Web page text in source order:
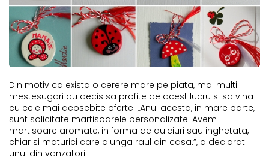
Din motiv ca exista o cerere mare pe piata, mai multi
mestesugari au decis sa profite de acest lucru si sa vina
cu cele mai deosebite oferte. „Anul acesta, in mare parte,
sunt solicitate martisoarele personalizate. Avem
martisoare aromate, in forma de dulciuri sau inghetata,
chiar si maturici care alunga raul din casa.”, a declarat
unul din vanzatori.